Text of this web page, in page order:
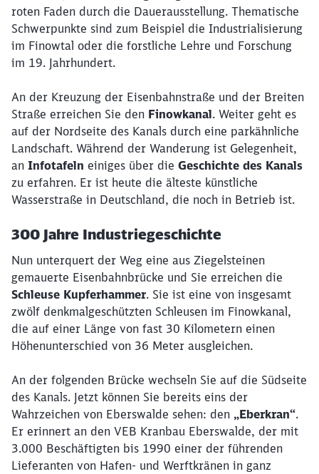
roten Faden durch die Dauerausstellung. Thematische
Schwerpunkte sind zum Beispiel die Industrialisierung
im Finowtal oder die forstliche Lehre und Forschung
im 19. Jahrhundert.
An der Kreuzung der Eisenbahnstraße und der Breiten
Straße erreichen Sie den Finowkanal. Weiter geht es
auf der Nordseite des Kanals durch eine parkähnliche
Landschaft. Während der Wanderung ist Gelegenheit,
an Infotafeln einiges über die Geschichte des Kanals
zu erfahren. Er ist heute die älteste künstliche
Wasserstraße in Deutschland, die noch in Betrieb ist.
300 Jahre Industriegeschichte
Nun unterquert der Weg eine aus Ziegelsteinen
gemauerte Eisenbahnbrücke und Sie erreichen die
Schleuse Kupferhammer. Sie ist eine von insgesamt
zwölf denkmalgeschützten Schleusen im Finowkanal,
die auf einer Länge von fast 30 Kilometern einen
Höhenunterschied von 36 Meter ausgleichen.
An der folgenden Brücke wechseln Sie auf die Südseite
des Kanals. Jetzt können Sie bereits eins der
Wahrzeichen von Eberswalde sehen: den „Eberkran“.
Er erinnert an den VEB Kranbau Eberswalde, der mit
3.000 Beschäftigten bis 1990 einer der führenden
Lieferanten von Hafen- und Werftkränen in ganz
Schließen
Möchten Sie zuweitergeleitet
werden?
Abbrechen Weiter